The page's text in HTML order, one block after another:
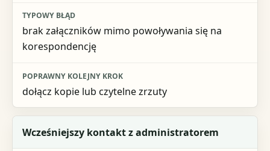
brak załączników mimo powoływania się na
korespondencję
dołącz kopie lub czytelne zrzuty
Wcześniejszy kontakt z administratorem